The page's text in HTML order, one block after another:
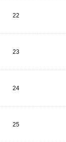
22
23
24
25